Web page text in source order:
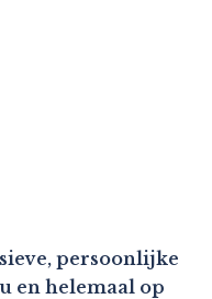
persoonlijke
en helemaal op